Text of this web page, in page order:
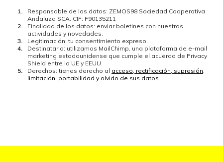
Responsable de los datos: ZEMOS98 Sociedad Cooperativa
Andaluza SCA. CIF: F90135211
Finalidad de los datos: enviar boletines con nuestras
actividades y novedades.
Legitimación: tu consentimiento expreso.
Destinatario: utilizamos MailChimp, una plataforma de e-mail
marketing estadounidense que cumple el acuerdo de Privacy
Shield entre la UE y EEUU.
Derechos: tienes derecho al acceso, rectificación, supresión,
limitación, portabilidad y olvido de sus datos